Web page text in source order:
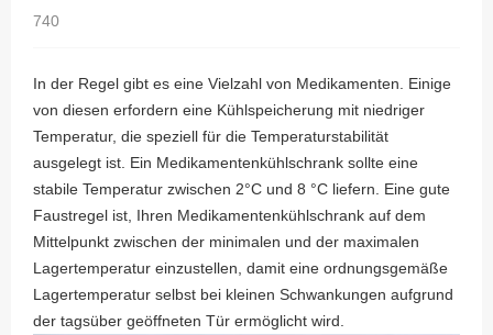
740
In der Regel gibt es eine Vielzahl von Medikamenten. Einige
von diesen erfordern eine Kühlspeicherung mit niedriger
Temperatur, die speziell für die Temperaturstabilität
ausgelegt ist. Ein Medikamentenkühlschrank sollte eine
stabile Temperatur zwischen 2°C und 8 °C liefern. Eine gute
Faustregel ist, Ihren Medikamentenkühlschrank auf dem
Mittelpunkt zwischen der minimalen und der maximalen
Lagertemperatur einzustellen, damit eine ordnungsgemäße
Lagertemperatur selbst bei kleinen Schwankungen aufgrund
der tagsüber geöffneten Tür ermöglicht wird.